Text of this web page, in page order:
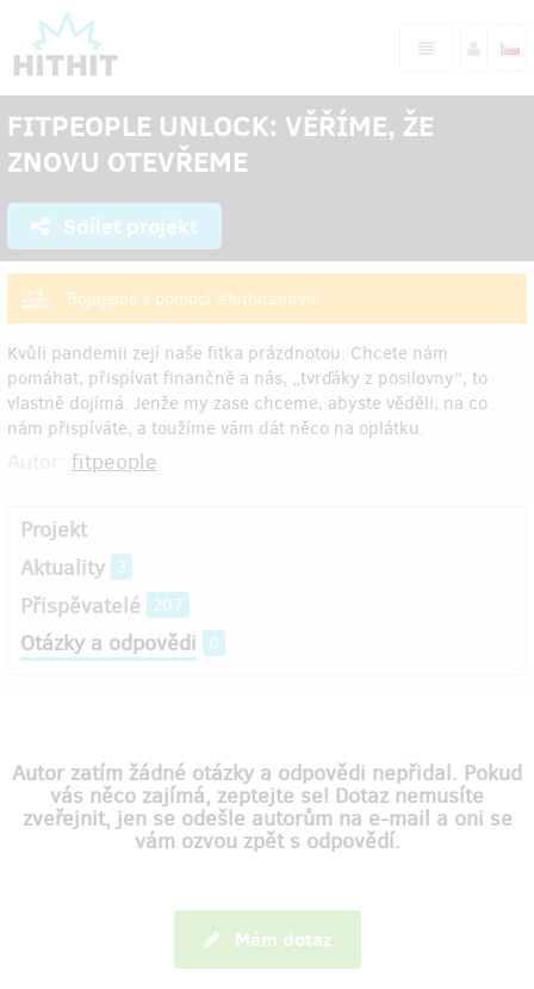
FITPEOPLE UNLOCK: VĚŘÍME, ŽE
ZNOVU OTEVŘEME
Sdílet projekt
Bojujeme s pomocí #hithitantivir
Kvůli pandemii zejí naše fitka prázdnotou. Chcete nám
pomáhat, přispívat finančně a nás, „tvrďáky z posilovny“, to
vlastně dojímá. Jenže my zase chceme, abyste věděli, na co
nám přispíváte, a toužíme vám dát něco na oplátku.
fitpeople
Projekt
Aktuality 3
Přispěvatelé 207
Otázky a odpovědi 0
Autor zatím žádné otázky a odpovědi nepřidal. Pokud
vás něco zajímá, zeptejte se! Dotaz nemusíte
zveřejnit, jen se odešle autorům na e-mail a oni se
vám ozvou zpět s odpovědí.
Mám dotaz